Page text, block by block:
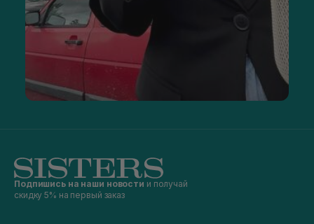
Подпишись на наши новости и получай
скидку 5% на первый заказ